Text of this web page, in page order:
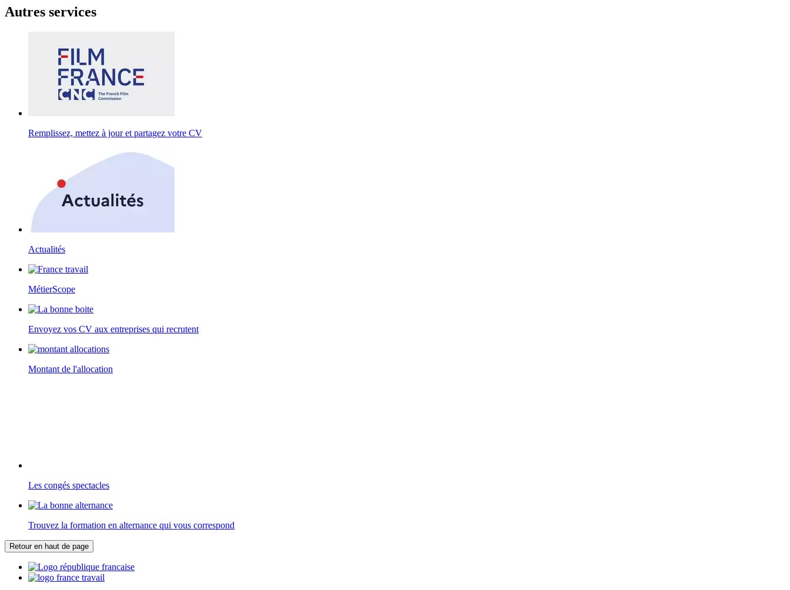
Autres services
Remplissez, mettez à jour et partagez votre CV
Actualités
MétierScope
Envoyez vos CV aux entreprises qui recrutent
Montant de l'allocation
Les congés spectacles
Trouvez la formation en alternance qui vous correspond
Retour en haut de page